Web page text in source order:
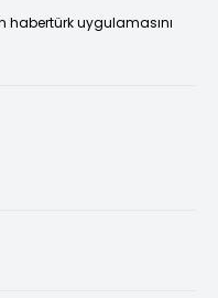
habertürk uygulamasını